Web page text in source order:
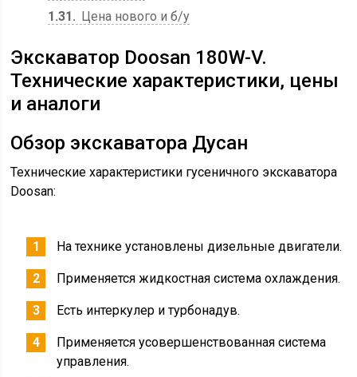
1.31
Цена нового и б/у
Экскаватор Doosan 180W-V.
Технические характеристики, цены
и аналоги
Обзор экскаватора Дусан
Технические характеристики гусеничного экскаватора
Doosan:
На технике установлены дизельные двигатели.
Применяется жидкостная система охлаждения.
Есть интеркулер и турбонадув.
Применяется усовершенствованная система
управления.